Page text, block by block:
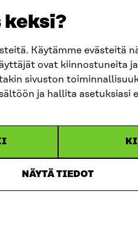
Käytämme evästeitä
ovat kiinnostuneita ja
sivuston
ja hallita asetuksiasi
NÄYTÄ TIEDOT